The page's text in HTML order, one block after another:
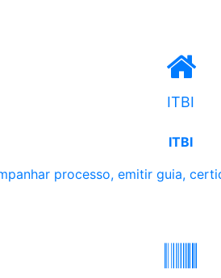
ITBI
ITBI
processo, emitir guia,